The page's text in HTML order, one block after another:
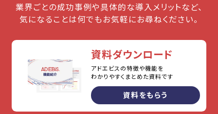
業界ごとの成功事例や具体的な導入メリットなど、
気になることは何でもお気軽にお尋ねください。
資料ダウンロード
アドエビスの特徴や機能を
わかりやすくまとめた資料です
資料をもらう